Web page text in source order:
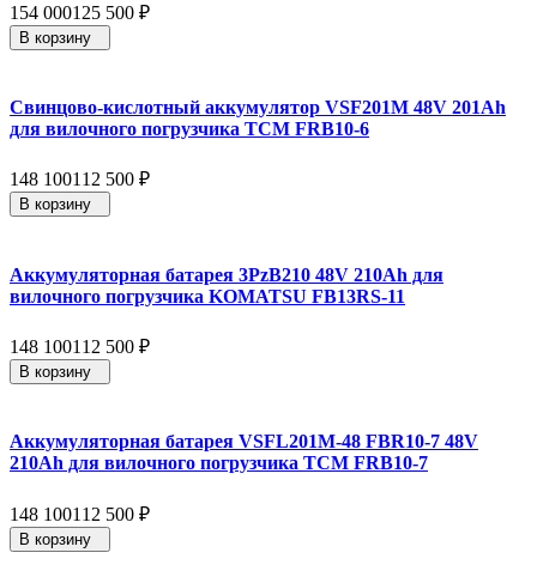
154 000125 500 ₽
В корзину
Свинцово-кислотный аккумулятор VSF201M 48V 201Ah
для вилочного погрузчика TCM FRB10-6
148 100112 500 ₽
В корзину
Аккумуляторная батарея 3PzB210 48V 210Ah для
вилочного погрузчика KOMATSU FB13RS-11
148 100112 500 ₽
В корзину
Аккумуляторная батарея VSFL201M-48 FBR10-7 48V
210Ah для вилочного погрузчика TCM FRB10-7
148 100112 500 ₽
В корзину